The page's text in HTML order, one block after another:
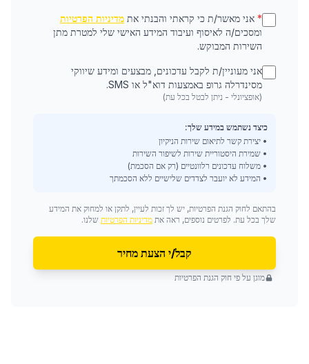
* אני מאשר/ת כי קראתי והבנתי את מדיניות הפרטיות
ומסכים/ה לאיסוף ועיבוד המידע האישי שלי למטרת מתן
השירות המבוקש.
אני מעוניין/ת לקבל עדכונים, מבצעים ומידע שיווקי
מסינדרלה גרופ באמצעות דוא"ל או SMS.
(אופציונלי - ניתן לבטל בכל עת)
כיצד נשתמש במידע שלך:
• יצירת קשר לתיאום שירות הניקיון
• שמירת היסטוריית שירות לשיפור השירות
• משלוח עדכונים רלוונטיים (רק אם הסכמת)
• המידע לא יועבר לצדדים שלישיים ללא הסכמתך
בהתאם לחוק הגנת הפרטיות, יש לך זכות לעיין, לתקן או למחוק את המידע
שלך בכל עת. לפרטים נוספים, ראה את מדיניות הפרטיות שלנו.
קבל/י הצעת מחיר
מוגן על פי חוק הגנת הפרטיות